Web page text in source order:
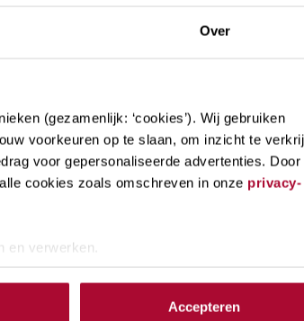
Over
(gezamenlijk: ‘cookies’). Wij gebruiken
voorkeuren op te slaan, om inzicht te
voor gepersonaliseerde advertenties. Door
cookies zoals omschreven in onze privacy-
en verwerken.
Accepteren
Branten-van